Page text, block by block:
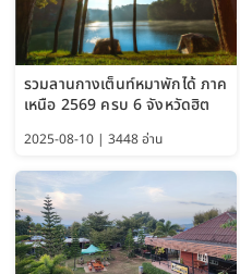
รวมลานกางเต็นท์หมาพักได้ ภาค
เหนือ 2569 ครบ 6 จังหวัดฮิต
2025-08-10 | 3448 อ่าน